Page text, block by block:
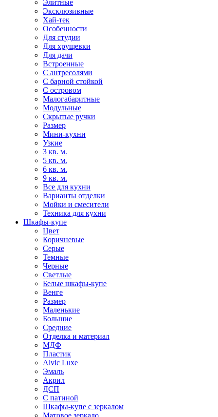
Элитные
Эксклюзивные
Хай-тек
Особенности
Для студии
Для хрущевки
Для дачи
Встроенные
С антресолями
С барной стойкой
С островом
Малогабаритные
Модульные
Скрытые ручки
Размер
Мини-кухни
Узкие
3 кв. м.
5 кв. м.
6 кв. м.
9 кв. м.
Все для кухни
Варианты отделки
Мойки и смесители
Техника для кухни
Шкафы-купе
Цвет
Коричневые
Серые
Темные
Черные
Светлые
Белые шкафы-купе
Венге
Размер
Маленькие
Большие
Средние
Отделка и материал
МДФ
Пластик
Alvic Luxe
Эмаль
Акрил
ДСП
С патиной
Шкафы-купе с зеркалом
Матовое зеркало